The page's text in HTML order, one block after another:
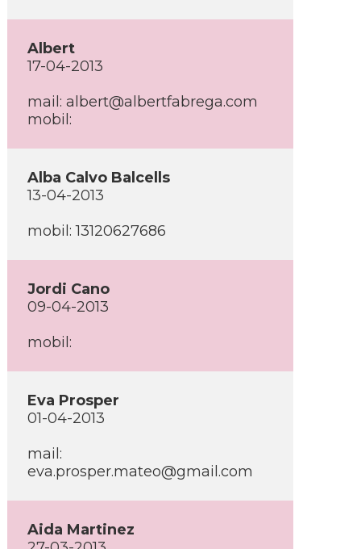
Albert
17-04-2013
mail: albert@albertfabrega.com
mobil:
Alba Calvo Balcells
13-04-2013
mobil: 13120627686
Jordi Cano
09-04-2013
mobil:
Eva Prosper
01-04-2013
mail:
eva.prosper.mateo@gmail.com
Aida Martinez